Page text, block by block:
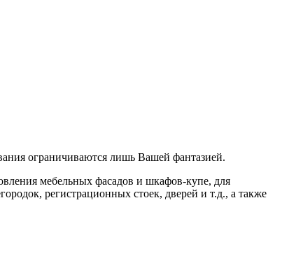
ограничиваются лишь Вашей фантазией.
мебельных фасадов и шкафов-купе, для
регистрационных стоек, дверей и т.д., а также